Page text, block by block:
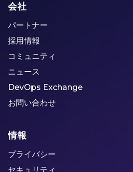
会社
パートナー
採用情報
コミュニティ
ニュース
DevOps Exchange
お問い合わせ
情報
プライバシー
セキュリティ